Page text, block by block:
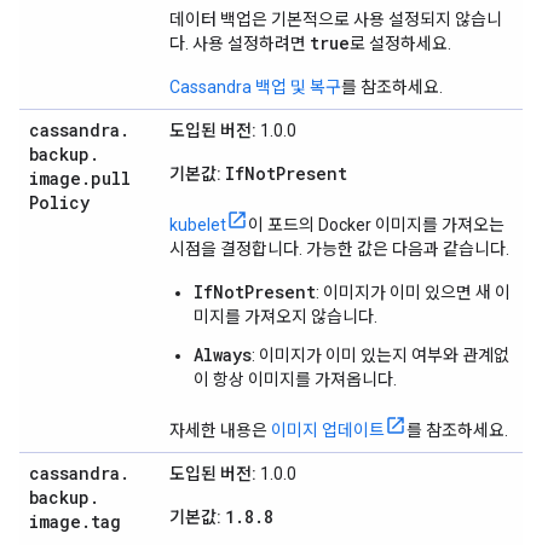
데이터 백업은 기본적으로 사용 설정되지 않습니
다. 사용 설정하려면 true로 설정하세요.
Cassandra 백업 및 복구를 참조하세요.
cassandra .
backup .
image . pull
Policy
도입된 버전: 1.0.0
기본값: IfNotPresent
kubelet
이 포드의 Docker 이미지를 가져오는
시점을 결정합니다. 가능한 값은 다음과 같습니다.
IfNotPresent: 이미지가 이미 있으면 새 이
미지를 가져오지 않습니다.
Always: 이미지가 이미 있는지 여부와 관계없
이 항상 이미지를 가져옵니다.
자세한 내용은 이미지 업데이트 를 참조하세요.
cassandra .
backup .
image . tag
도입된 버전: 1.0.0
기본값: 1.8.8